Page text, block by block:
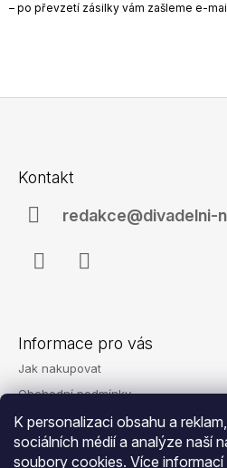
K personalizaci obsahu a
sociálních médií a analýze naší
soubory cookies. Více informací
– po převzetí zásilky vám zašleme e-
Kontakt
redakce@divadelni-
Informace pro vás
Jak nakupovat
Obchodní podmínky
Podmínky ochrany osobních údajů
Reklamace